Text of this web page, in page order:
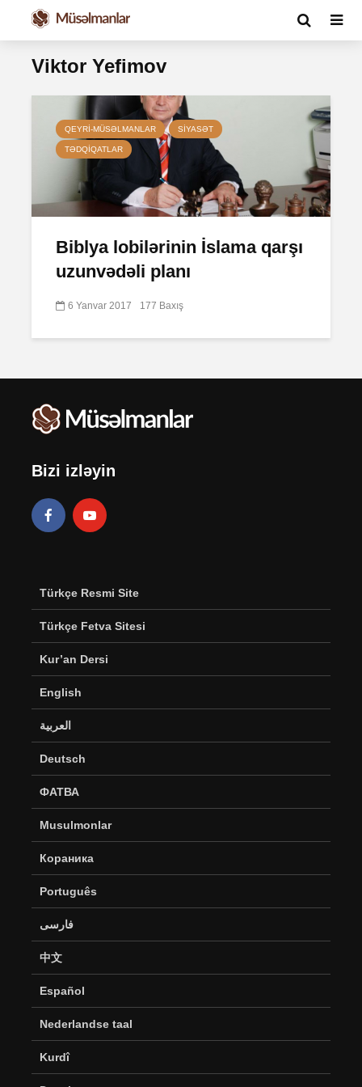
Viktor Yefimov
QEYRI-MÜSƏLMANLAR SIYASƏT
TƏDQIQATLAR
Biblya lobilərinin İslama qarşı
uzunvədəli planı
6 Yanvar 2017 177 Baxış
Bizi izləyin
Türkçe Resmi Site
Türkçe Fetva Sitesi
Kur’an Dersi
English
العربية
Deutsch
ФАТВА
Musulmonlar
Кораника
Português
فارسی
中文
Español
Nederlandse taal
Kurdî